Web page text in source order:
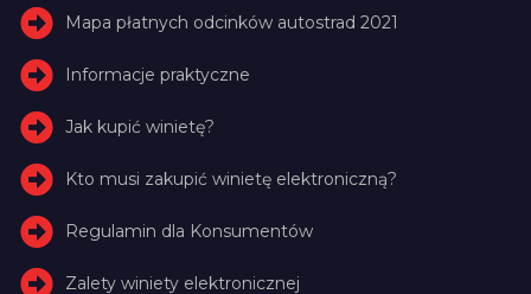
Mapa płatnych odcinków autostrad 2021
Informacje praktyczne
Jak kupić winietę?
Kto musi zakupić winietę elektroniczną?
Regulamin dla Konsumentów
Zalety winiety elektronicznej